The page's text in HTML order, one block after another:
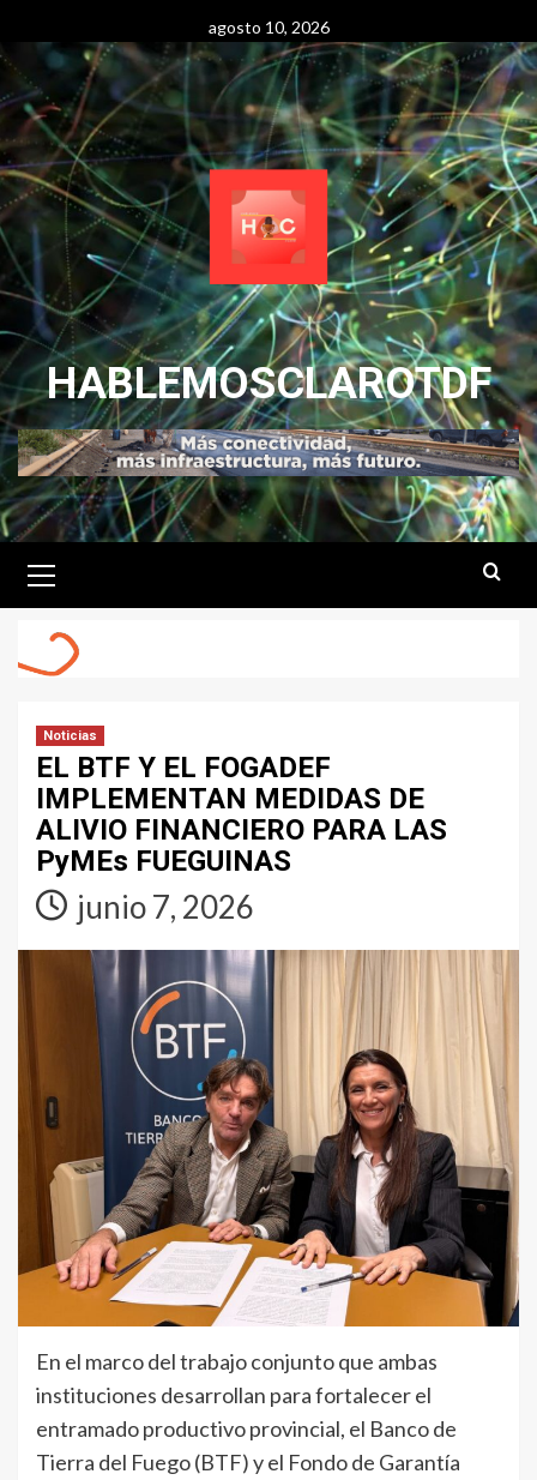
content
agosto 10, 2026
HABLEMOSCLAROTDF
Menu
Noticias
EL BTF Y EL FOGADEF
IMPLEMENTAN MEDIDAS DE
ALIVIO FINANCIERO PARA LAS
PyMEs FUEGUINAS
junio 7, 2026
En el marco del trabajo conjunto que ambas
instituciones desarrollan para fortalecer el
entramado productivo provincial, el Banco de
Tierra del Fuego (BTF) y el Fondo de Garantía